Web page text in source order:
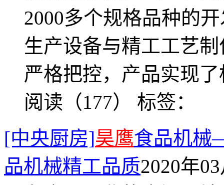
2000多个规格品种的
生产设备与精工工艺
严格把控，产品实现
阅读（177） 标签：
[中央厨房]昊鹰食品机械
品机械精工品质2020年